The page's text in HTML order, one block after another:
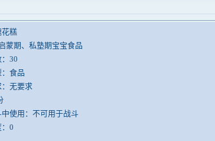
花糕
蒙期、私塾期宝宝食品
30
食品
无要求
使用：不可用于战斗
0